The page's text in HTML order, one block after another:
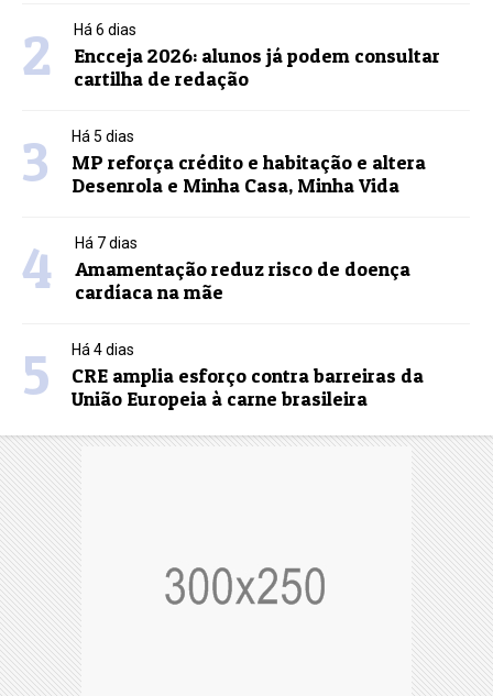
2 Há 6 dias
Encceja 2026: alunos já podem consultar
cartilha de redação
3 Há 5 dias
MP reforça crédito e habitação e altera
Desenrola e Minha Casa, Minha Vida
4 Há 7 dias
Amamentação reduz risco de doença
cardíaca na mãe
5 Há 4 dias
CRE amplia esforço contra barreiras da
União Europeia à carne brasileira